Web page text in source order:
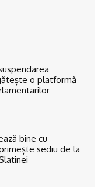
o platformă
bine cu
sediu de la